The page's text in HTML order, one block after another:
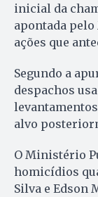
inicial da
apontada
ações que
Segundo a
despachos
alvo
O Ministério
homicídios
Silva e Edson